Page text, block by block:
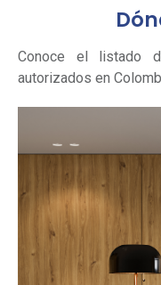
Conoce el listado
autorizados en